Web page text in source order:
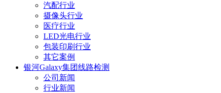
汽配行业
摄像头行业
医疗行业
LED光电行业
包装印刷行业
其它案例
银河Galaxy集团线路检测
公司新闻
行业新闻